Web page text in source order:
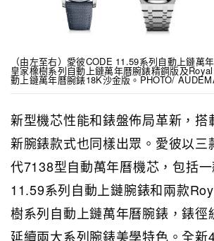
（由左至右）愛彼CODE 11.59系列自動上鏈萬
皇家橡樹系列自動上鏈萬年曆腕錶精鋼版及
動上鏈萬年曆腕錶18K沙金版。PHOTO/
新型機芯性能和錶盤佈局革新，搭
新腕錶款式也同樣出眾。愛彼以三
代7138型自動萬年曆機芯，包括
11.59系列自動上鏈腕錶和兩款
樹系列自動上鏈萬年曆腕錶，錶徑
延續兩大系列腕錶美學特色。全新